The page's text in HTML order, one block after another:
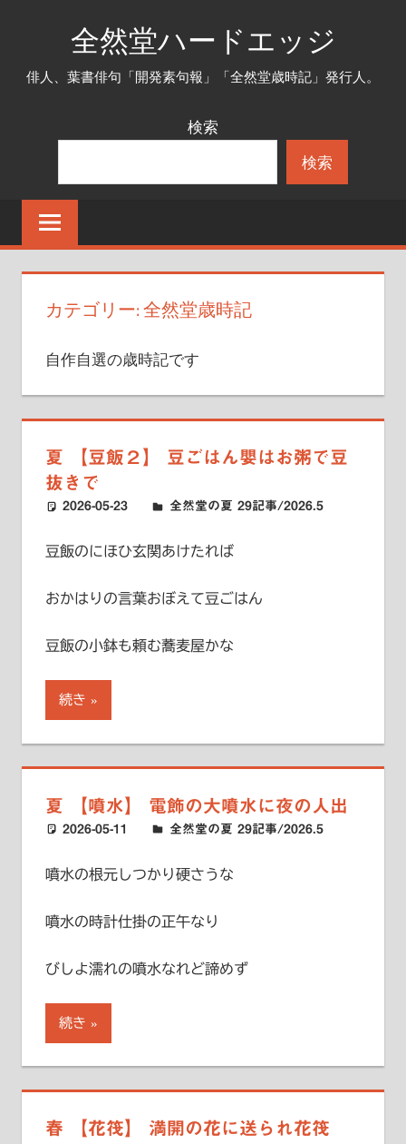
プ
全然堂ハードエッジ
俳人、葉書俳句「開発素句報」「全然堂歳時記」発行人。
検索
検索
カテゴリー:全然堂歳時記
自作自選の歳時記です
夏 【豆飯２】 豆ごはん嬰はお粥で豆
抜きで
2026-05-23 ハードエッジ
全然堂の夏 29記事/2026.5
豆飯のにほひ玄関あけたれば
おかはりの言葉おぼえて豆ごはん
豆飯の小鉢も頼む蕎麦屋かな
続き
夏 【噴水】 電飾の大噴水に夜の人出
2026-05-11 ハードエッジ
全然堂の夏 29記事/2026.5
噴水の根元しつかり硬さうな
噴水の時計仕掛の正午なり
びしよ濡れの噴水なれど諦めず
続き
春 【花筏】 満開の花に送られ花筏